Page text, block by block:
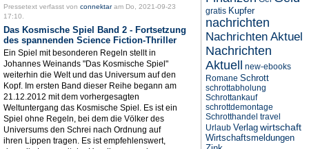
Pressetext verfasst von connektaram Do, 2021-09-23
17:10.
Das Kosmische Spiel Band 2 - Fortsetzung
des spannenden Science Fiction-Thriller
Ein Spiel mit besonderen Regeln stellt in
Johannes Weinands "Das Kosmische Spiel"
weiterhin die Welt und das Universum auf den
Kopf. Im ersten Band dieser Reihe begann am
21.12.2012 mit dem vorhergesagten
Weltuntergang das Kosmische Spiel. Es ist ein
Spiel ohne Regeln, bei dem die Völker des
Universums den Schrei nach Ordnung auf
ihren Lippen tragen. Es ist empfehlenswert,
gratis Kupfer
nachrichten
Nachrichten Aktuel
Nachrichten
Aktuell
new-ebooks
Romane Schrott
schrottabholung
Schrottankauf
schrottdemontage
Schrotthandel travel
Urlaub Verlag wirtschaft
Wirtschaftsmeldungen